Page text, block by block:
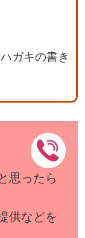
ガキの書き
思ったら
供などを